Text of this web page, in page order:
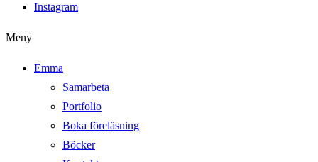
Instagram
Meny
Emma
Samarbeta
Portfolio
Boka föreläsning
Böcker